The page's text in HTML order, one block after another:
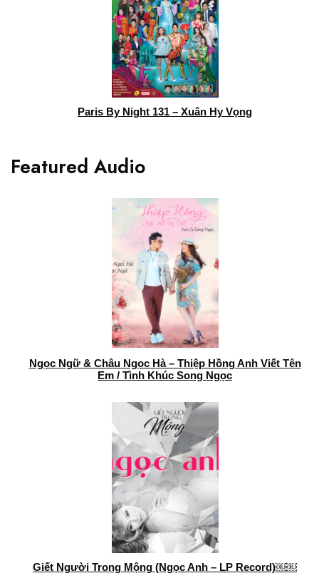
Paris By Night 131 – Xuân Hy Vọng
Featured Audio
Ngọc Ngữ & Châu Ngọc Hà – Thiệp Hồng Anh Viết Tên
Em / Tình Khúc Song Ngọc
Giết Người Trong Mộng (Ngọc Anh – LP Record)￼￼